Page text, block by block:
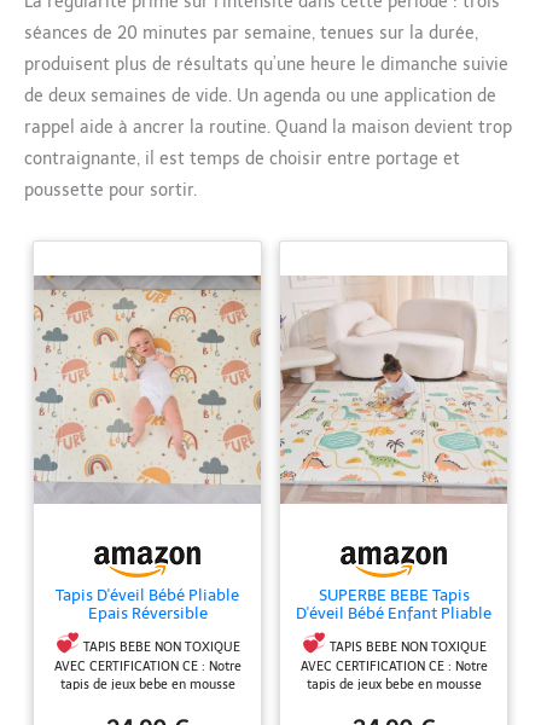
séances de 20 minutes par semaine, tenues sur la durée,
produisent plus de résultats qu’une heure le dimanche suivie
de deux semaines de vide. Un agenda ou une application de
rappel aide à ancrer la routine. Quand la maison devient trop
contraignante, il est temps de choisir entre portage et
poussette pour sortir.
Tapis D'éveil Bébé Pliable
Epais Réversible
120x180x1cm - Tapis De
Jeu Pour Enfant Bebe -
Tapis De Sol XXL En
Mousse - Tapis De
Développement Sensoriel
TAPIS BEBE NON TOXIQUE
AVEC CERTIFICATION CE : Notre
tapis de jeux bebe en mousse
ni phtalates et sans BPA. Il
SUPERBE BEBE Tapis
D'éveil Bébé Enfant Pliable
150x180x1cm XXL - Tapis
De Jeu De Sol et De
Motricité En Mousse
Développement Sensoriel
TAPIS BEBE NON TOXIQUE
AVEC CERTIFICATION CE : Notre
tapis de jeux bebe en mousse
ni phtalates et sans BPA. Il